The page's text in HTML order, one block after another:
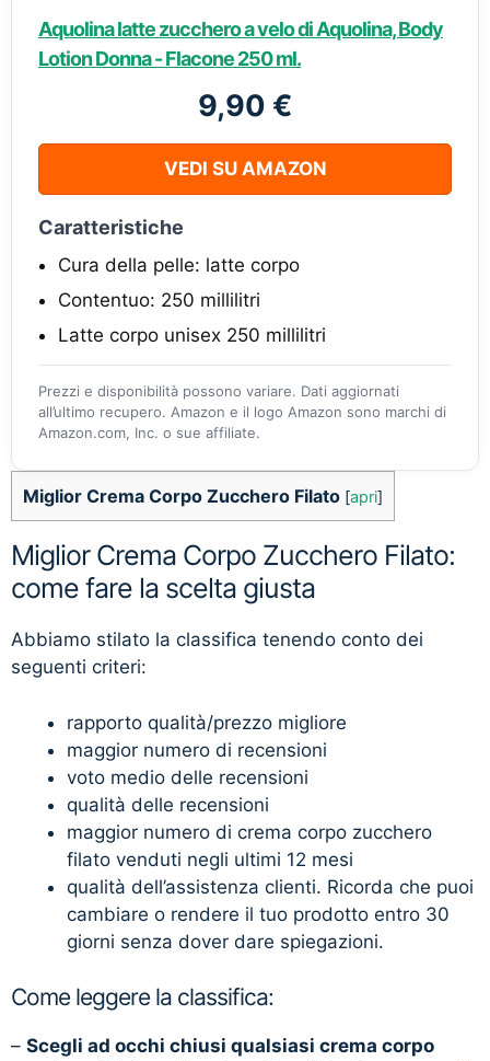
Aquolina latte zucchero a velo di Aquolina, Body
Lotion Donna - Flacone 250 ml.
9,90 €
VEDI SU AMAZON
Caratteristiche
Cura della pelle: latte corpo
Contentuo: 250 millilitri
Latte corpo unisex 250 millilitri
Prezzi e disponibilità possono variare. Dati aggiornati
all’ultimo recupero. Amazon e il logo Amazon sono marchi di
Amazon.com, Inc. o sue affiliate.
Miglior Crema Corpo Zucchero Filato [apri]
Miglior Crema Corpo Zucchero Filato:
come fare la scelta giusta
Abbiamo stilato la classifica tenendo conto dei
seguenti criteri:
rapporto qualità/prezzo migliore
maggior numero di recensioni
voto medio delle recensioni
qualità delle recensioni
maggior numero di crema corpo zucchero
filato venduti negli ultimi 12 mesi
qualità dell’assistenza clienti. Ricorda che puoi
cambiare o rendere il tuo prodotto entro 30
giorni senza dover dare spiegazioni.
Come leggere la classifica:
– Scegli ad occhi chiusi qualsiasi crema corpo